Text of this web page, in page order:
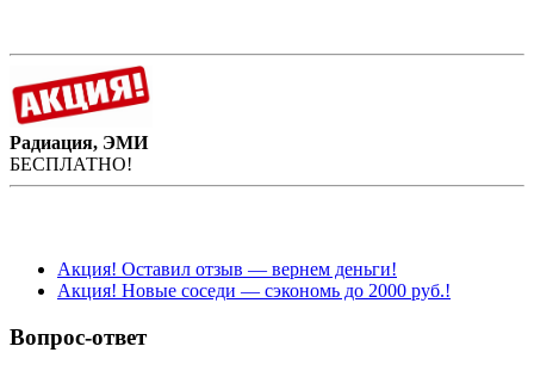
Радиация, ЭМИ
БЕСПЛАТНО!
Акция! Оставил отзыв — вернем деньги!
Акция! Новые соседи — сэкономь до 2000 руб.!
Вопрос-ответ